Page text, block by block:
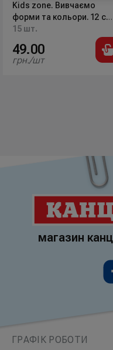
Kids zone. Вивчаємо
форми та кольори. 12 с.
Талант
15 шт.
49.00
грн./шт
магазин
ГРАФІК РОБОТИ